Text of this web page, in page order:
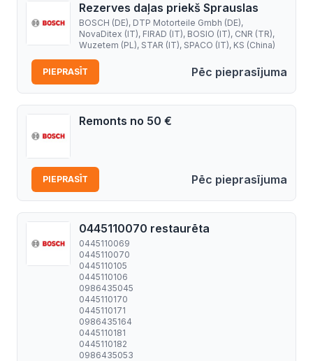
Rezerves daļas priekš Sprauslas
BOSCH (DE), DTP Motorteile Gmbh (DE),
NovaDitex (IT), FIRAD (IT), BOSIO (IT), CNR (TR),
Wuzetem (PL), STAR (IT), SPACO (IT), KS (China)
Pēc pieprasījuma
PIEPRASĪT
Remonts no 50 €
Pēc pieprasījuma
PIEPRASĪT
0445110070 restaurēta
0445110069
0445110070
0445110105
0445110106
0986435045
0445110170
0445110171
0986435164
0445110181
0445110182
0986435053